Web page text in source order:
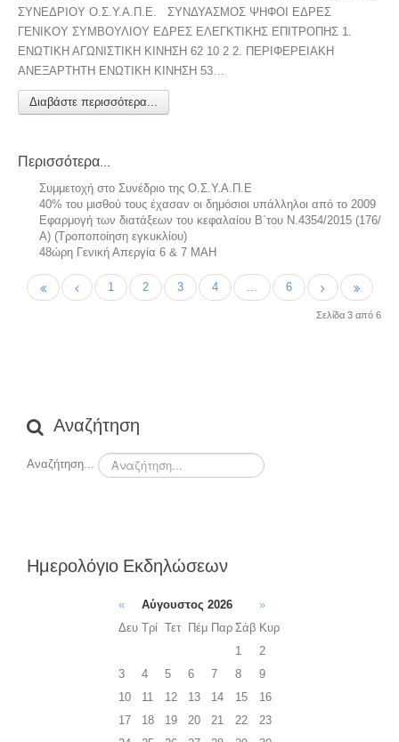
ΣΥΝΕΔΡΙΟΥ Ο.Σ.Υ.Α.Π.Ε. ΣΥΝΔΥΑΣΜΟΣ ΨΗΦΟΙ ΕΔΡΕΣ
ΓΕΝΙΚΟΥ ΣΥΜΒΟΥΛΙΟΥ ΕΔΡΕΣ ΕΛΕΓΚΤΙΚΗΣ ΕΠΙΤΡΟΠΗΣ 1.
ΕΝΩΤΙΚΗ ΑΓΩΝΙΣΤΙΚΗ ΚΙΝΗΣΗ 62 10 2 2. ΠΕΡΙΦΕΡΕΙΑΚΗ
ΑΝΕΞΑΡΤΗΤΗ ΕΝΩΤΙΚΗ ΚΙΝΗΣΗ 53…
Διαβάστε περισσότερα...
Περισσότερα...
Συμμετοχή στο Συνέδριο της Ο.Σ.Υ.Α.Π.Ε
40% του μισθού τους έχασαν οι δημόσιοι υπάλληλοι από το 2009
Εφαρμογή των διατάξεων του κεφαλαίου Β΄του Ν.4354/2015 (176/
Α) (Τροποποίηση εγκυκλίου)
48ώρη Γενική Απεργία 6 & 7 ΜΑΗ
1 2 3 4 ... 6
Σελίδα 3 από 6
Αναζήτηση
Αναζήτηση...
Ημερολόγιο Εκδηλώσεων
« Αύγουστος 2026
»
Δευ Τρί Τετ Πέμ Παρ Σάβ Κυρ
1
2
3
4 5 6 7 8
9
10
11 12 13 14 15
16
17
18 19 20 21 22
23